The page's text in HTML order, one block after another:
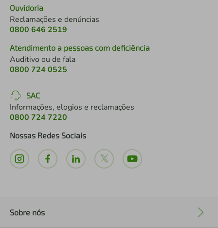
Ouvidoria
Reclamações e denúncias
0800 646 2519
Atendimento a pessoas com deficiência
Auditivo ou de fala
0800 724 0525
SAC
Informações, elogios e reclamações
0800 724 7220
Nossas Redes Sociais
Sobre nós